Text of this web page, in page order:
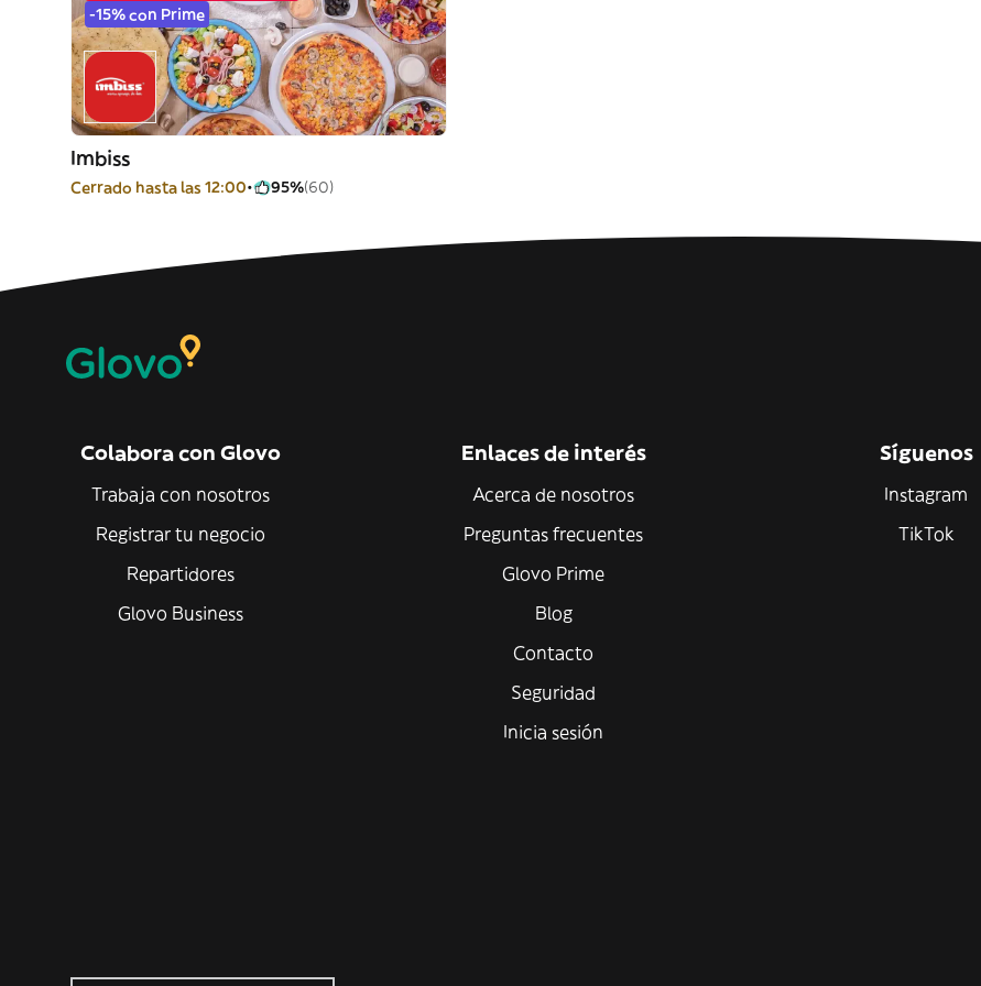
-15% con Prime
Imbiss
Cerrado hasta las 12:00 95%(60)
Colabora con Glovo
Trabaja con nosotros
Registrar tu negocio
Repartidores
Glovo Business
Enlaces de interés
Acerca de nosotros
Preguntas frecuentes
Glovo Prime
Blog
Contacto
Seguridad
Inicia sesión
Síguenos
Instagram
TikTok